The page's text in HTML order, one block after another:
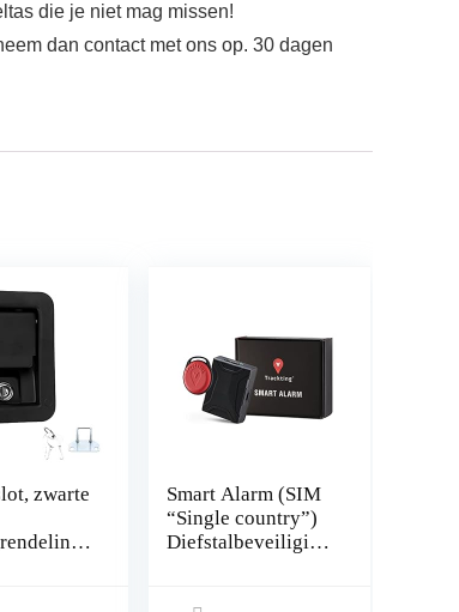
die je niet mag missen!
dan contact met ons op. 30 dagen
zwarte
Smart Alarm (SIM
“Single country”)
Diefstalbeveiliging